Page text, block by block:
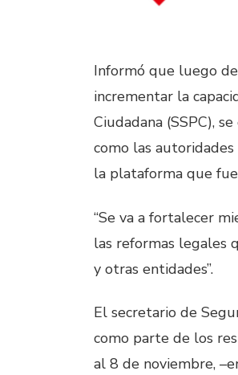
Informó que luego
incrementar la
Ciudadana (SSPC),
como las
la plataforma que
“Se va a fortalecer
las reformas legales
y otras entidades”.
El secretario de
como parte de los
al 8 de noviembre,